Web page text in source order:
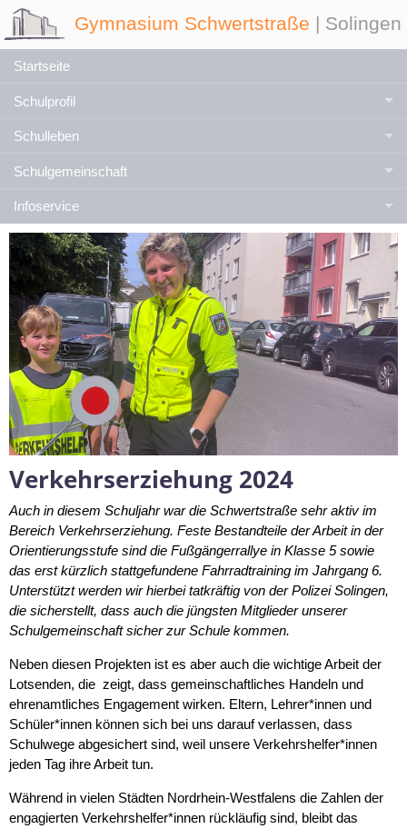
Gymnasium Schwertstraße | Solingen
Startseite
Schulprofil
Schulleben
Schulgemeinschaft
Infoservice
Verkehrserziehung 2024
Auch in diesem Schuljahr war die Schwertstraße sehr aktiv im
Bereich Verkehrserziehung. Feste Bestandteile der Arbeit in der
Orientierungsstufe sind die Fußgängerrallye in Klasse 5 sowie
das erst kürzlich stattgefundene Fahrradtraining im Jahrgang 6.
Unterstützt werden wir hierbei tatkräftig von der Polizei Solingen,
die sicherstellt, dass auch die jüngsten Mitglieder unserer
Schulgemeinschaft sicher zur Schule kommen.
Neben diesen Projekten ist es aber auch die wichtige Arbeit der
Lotsenden, die zeigt, dass gemeinschaftliches Handeln und
ehrenamtliches Engagement wirken. Eltern, Lehrer*innen und
Schüler*innen können sich bei uns darauf verlassen, dass
Schulwege abgesichert sind, weil unsere Verkehrshelfer*innen
jeden Tag ihre Arbeit tun.
Während in vielen Städten Nordrhein-Westfalens die Zahlen der
engagierten Verkehrshelfer*innen rückläufig sind, bleibt das